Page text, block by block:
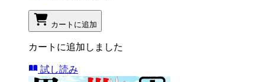
カートに追加
カートに追加しました
試し読み